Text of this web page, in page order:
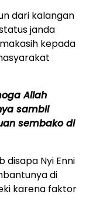
dari kalangan
janda
kepada
Allah
sambil
sembako di
Nyi Enni
di
karena faktor